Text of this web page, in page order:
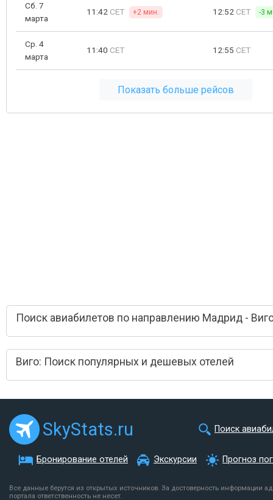
Сб. 7
марта
11:42 CET +2 мин. 12:52 CET -3
Ср. 4
марта
11:40 CET 12:55 CET
Показать больше рейсов
Поиск авиабилетов по направлению Мадрид -
Виго: Поиск популярных и дешевых отелей
SkyStats.ru Поиск
Бронирование отелей Экскурсии Прогноз
Все данные берутся из открытых источников. За достоверность информации
портала ответственность не несет.